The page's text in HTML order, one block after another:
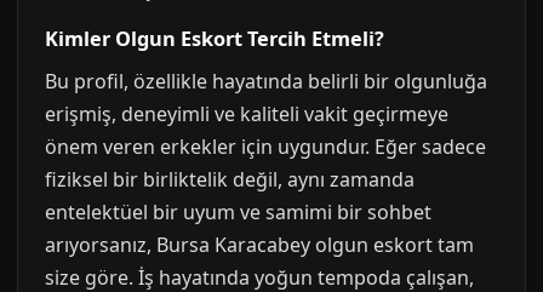
Kimler Olgun Eskort Tercih Etmeli?
Bu profil, özellikle hayatında belirli bir olgunluğa
erişmiş, deneyimli ve kaliteli vakit geçirmeye
önem veren erkekler için uygundur. Eğer sadece
fiziksel bir birliktelik değil, aynı zamanda
entelektüel bir uyum ve samimi bir sohbet
arıyorsanız, Bursa Karacabey olgun eskort tam
size göre. İş hayatında yoğun tempoda çalışan,